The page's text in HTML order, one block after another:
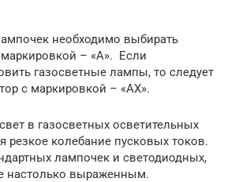
необходимо выбирать
– «А». Если
газосветные лампы, то следует
с маркировкой – «АХ».
в газосветных осветительных
резкое колебание пусковых токов.
лампочек и светодиодных,
настолько выраженным.